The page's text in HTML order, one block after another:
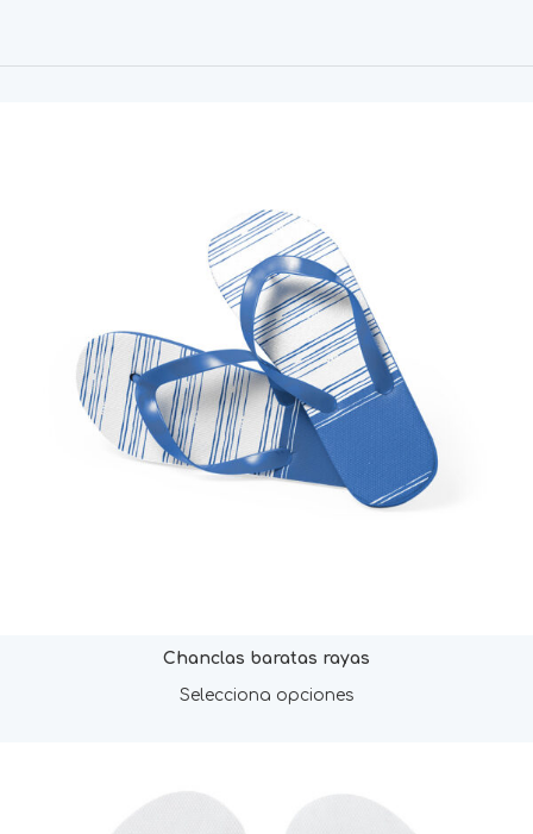
Chanclas baratas rayas
Selecciona opciones